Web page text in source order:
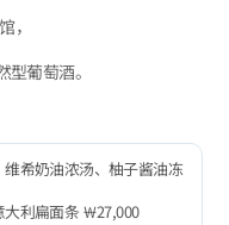
，
葡萄酒。
希奶油浓汤、柚子酱油冻
利扁面条 ￦27,000